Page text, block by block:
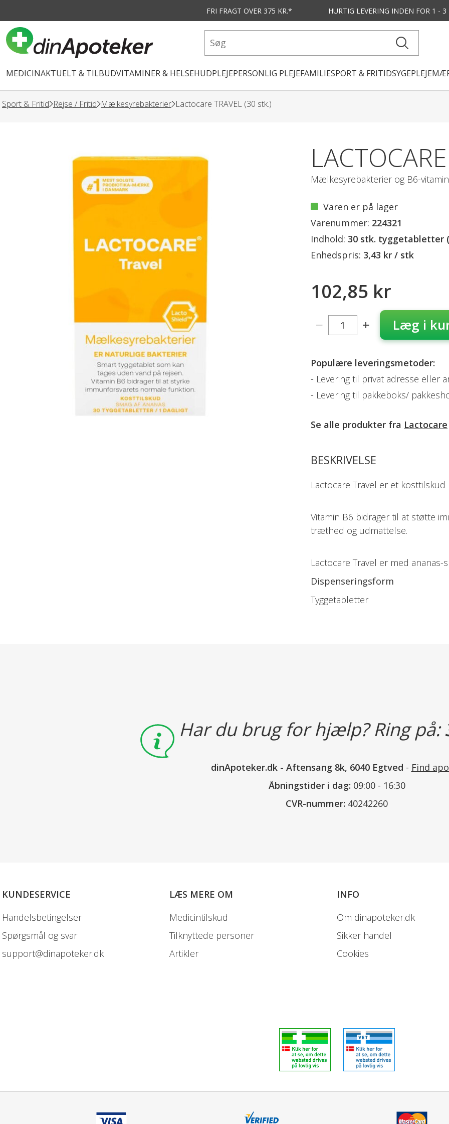
FRI FRAGT OVER 375 KR.* HURTIG LEVERING INDEN FOR 1 - 3
MEDICINAKTUELT & TILBUDVITAMINER & HELSEHUDPLEJEPERSONLIG PLEJEFAMILIESPORT & FRITIDSYGEPLEJE
Sport & Fritid Rejse / Fritid Mælkesyrebakterier Lactocare TRAVEL (30 stk.)
Mælkesyrebakterier og B6-vitamin
Varen er på lager
Varenummer: 224321
Indhold: 30 stk. tyggetabletter
Enhedspris: 3,43 kr / stk
102,85 kr
Læg i
Populære leveringsmetoder:
Levering til privat adresse eller
Levering til pakkeboks/
Se alle produkter fra Lactocare
BESKRIVELSE
Lactocare Travel er et
Vitamin B6 bidrager til at støtte
træthed og udmattelse.
Lactocare Travel er med ananas-
Dispenseringsform
Tyggetabletter
Anbefalet daglig dosis bør ikke
Indeholder
Ingredienser: Sødestoffer
fyldemiddel
Levende mælkesyrebakterier:
Lactobacillus casei LMG S-24115
Mælkesyrebakterier i alt:
Har du brug for hjælp? Ring på:
dinApoteker.dk- Aftensang 8k, 6040 Egtved - Find
Åbningstider i dag: 09:00 - 16:30
CVR-nummer: 40242260
KUNDESERVICE
Handelsbetingelser
Spørgsmål og svar
support@dinapoteker.dk
LÆS MERE OM
Medicintilskud
Tilknyttede personer
Artikler
INFO
Om dinapoteker.dk
Sikker handel
Cookies